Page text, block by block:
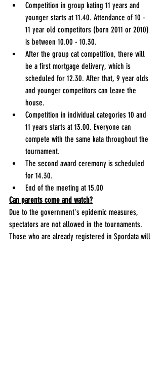
Competition in group kating 11 years and
younger starts at 11.40. Attendance of 10 -
11 year old competitors (born 2011 or 2010)
is between 10.00 - 10.30.
After the group cat competition, there will
be a first mortgage delivery, which is
scheduled for 12.30. After that, 9 year olds
and younger competitors can leave the
house.
Competition in individual categories 10 and
11 years starts at 13.00. Everyone can
compete with the same kata throughout the
tournament.
The second award ceremony is scheduled
for 14.30.
End of the meeting at 15.00
Can parents come and watch?
Due to the government's epidemic measures,
spectators are not allowed in the tournaments.
Those who are already registered in Spordata will